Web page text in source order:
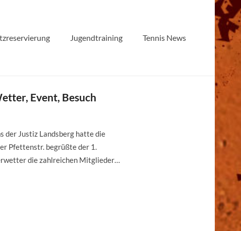
Jugendtraining Tennis News
Event, Besuch
der Justiz Landsberg hatte die
Pfettenstr. begrüßte der 1.
die zahlreichen Mitglieder…